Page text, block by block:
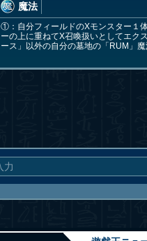
魔法
①：自分フィールドのXモンスター１
ーの上に重ねてX召喚扱いとしてエク
ース」以外の自分の墓地の「RUM」